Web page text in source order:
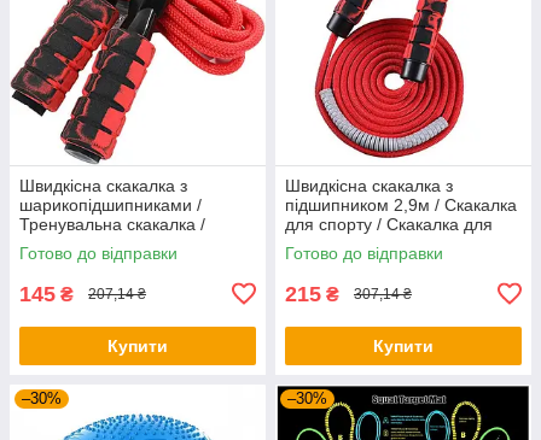
Швидкісна скакалка з
шарикопідшипниками /
Тренувальна скакалка /
Скакалка для тренувань
Готово до відправки
145 ₴ 207,14 ₴
Купити
Швидкісна скакалка з
підшипником 2,9м / Скакалка
для спорту / Скакалка для
тренувань
Готово до відправки
215 ₴ 307,14 ₴
Купити
–30% –30%